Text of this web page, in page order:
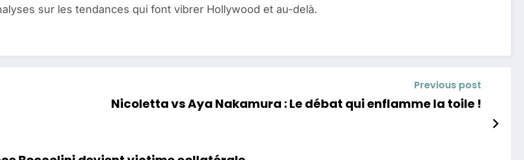
sur les tendances qui font vibrer Hollywood et au-delà.
Previous post
Nicoletta vs Aya Nakamura : Le débat qui enflamme la toile !